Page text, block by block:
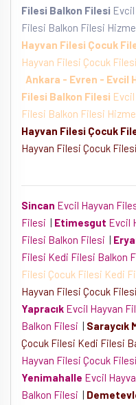
Filesi Balkon Filesi
Filesi Balkon Filesi
Hayvan Filesi Çocuk
Hayvan Filesi Çocuk
Ankara - Evren - Evcil
Filesi Balkon Filesi
Filesi Balkon Filesi
Hayvan Filesi Çocuk
Hayvan Filesi Çocuk
Sincan Evcil Hayvan
Filesi | Etimesgut Evcil
Filesi Balkon Filesi |
Filesi Kedi Filesi Balkon
Filesi Çocuk Filesi Kedi
Hayvan Filesi Çocuk
Yapracık Evcil Hayvan
Balkon Filesi | Saraycık
Çocuk Filesi Kedi Filesi
Hayvan Filesi Çocuk
Yenimahalle Evcil
Balkon Filesi |